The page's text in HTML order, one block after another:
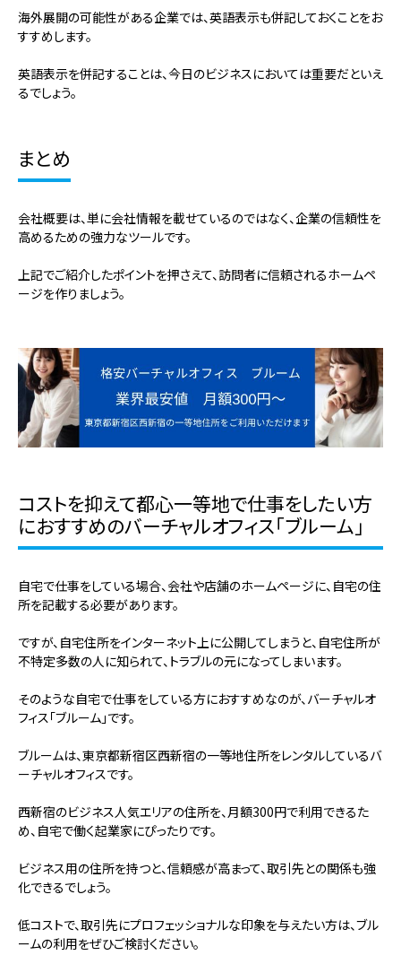
海外展開の可能性がある企業では、英語表示も併記しておくことをお
すすめします。
英語表示を併記することは、今日のビジネスにおいては重要だといえ
るでしょう。
まとめ
会社概要は、単に会社情報を載せているのではなく、企業の信頼性を
高めるための強力なツールです。
上記でご紹介したポイントを押さえて、訪問者に信頼されるホームペ
ージを作りましょう。
コストを抑えて都心一等地で仕事をしたい方
におすすめのバーチャルオフィス「ブルーム」
自宅で仕事をしている場合、会社や店舗のホームページに、自宅の住
所を記載する必要があります。
ですが、自宅住所をインターネット上に公開してしまうと、自宅住所が
不特定多数の人に知られて、トラブルの元になってしまいます。
そのような自宅で仕事をしている方におすすめなのが、バーチャルオ
フィス「ブルーム」です。
ブルームは、東京都新宿区西新宿の一等地住所をレンタルしているバ
ーチャルオフィスです。
西新宿のビジネス人気エリアの住所を、月額300円で利用できるた
め、自宅で働く起業家にぴったりです。
ビジネス用の住所を持つと、信頼感が高まって、取引先との関係も強
化できるでしょう。
低コストで、取引先にプロフェッショナルな印象を与えたい方は、ブル
ームの利用をぜひご検討ください。